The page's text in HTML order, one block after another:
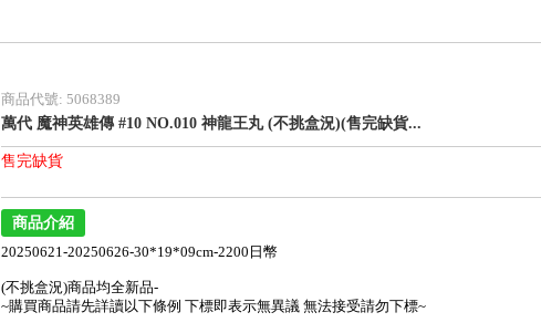
商品代號: 5068389
萬代 魔神英雄傳 #10 NO.010 神龍王丸 (不挑盒況)(售完缺貨...
售完缺貨
商品介紹
20250621-20250626-30*19*09cm-2200日幣
(不挑盒況)商品均全新品-
~購買商品請先詳讀以下條例 下標即表示無異議 無法接受請勿下標~